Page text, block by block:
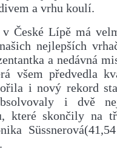
a vrhu koulí.
v České Lípě má
nejlepších
a nedávná
všem předvedla
i nový rekord
i dvě
které skončily na